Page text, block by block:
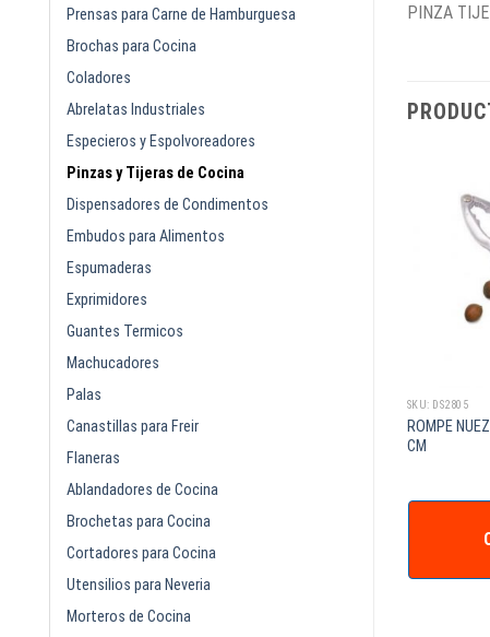
Prensas para Carne de Hamburguesa
Brochas para Cocina
Coladores
Abrelatas Industriales
Especieros y Espolvoreadores
Pinzas y Tijeras de Cocina
Dispensadores de Condimentos
Embudos para Alimentos
Espumaderas
Exprimidores
Guantes Termicos
Machucadores
Palas
Canastillas para Freir
Flaneras
Ablandadores de Cocina
Brochetas para Cocina
Cortadores para Cocina
Utensilios para Neveria
Morteros de Cocina
PINZA
SKU: DS2805
ROMPE
CM
20 Acero PINZA 9PG NEGRA ACERO INOXIDABLE